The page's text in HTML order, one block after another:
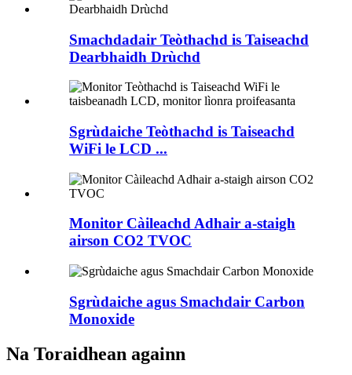
Smachdadair Teòthachd is Taiseachd
Dearbhaidh Drùchd
Sgrùdaiche Teòthachd is Taiseachd
WiFi le LCD ...
Monitor Càileachd Adhair a-staigh
airson CO2 TVOC
Sgrùdaiche agus Smachdair Carbon
Monoxide
Na Toraidhean againn